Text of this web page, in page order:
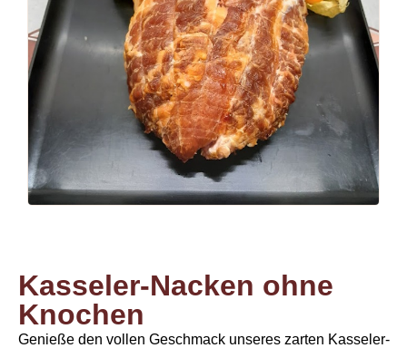
Kasseler-Nacken ohne
Knochen
Genieße den vollen Geschmack unseres zarten Kasseler-